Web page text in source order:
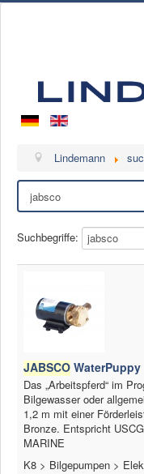
Benutzername
Lindemann
Ansprechpartner
Videos
Kontakt
Ansprechpartner
Kontaktformular
Reklamation
News
Produkte
Produkte
Lindemann
Suchbegriffe:
JABSCO WaterPuppy
Das „Arbeitspferd“ im
Bilgewasser oder
1,2 m mit einer
Bronze. Entspricht
MARINE
K8 > Bilgepumpen >